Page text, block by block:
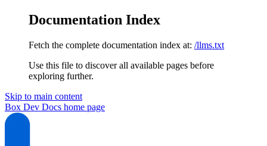
Documentation Index
Fetch the complete documentation index at: /llms.txt
Use this file to discover all available pages before
exploring further.
Skip to main content
Box Dev Docs home page